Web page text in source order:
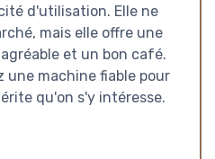
d'utilisation. Elle ne
mais elle offre une
et un bon café.
une machine fiable pour
qu'on s'y intéresse.